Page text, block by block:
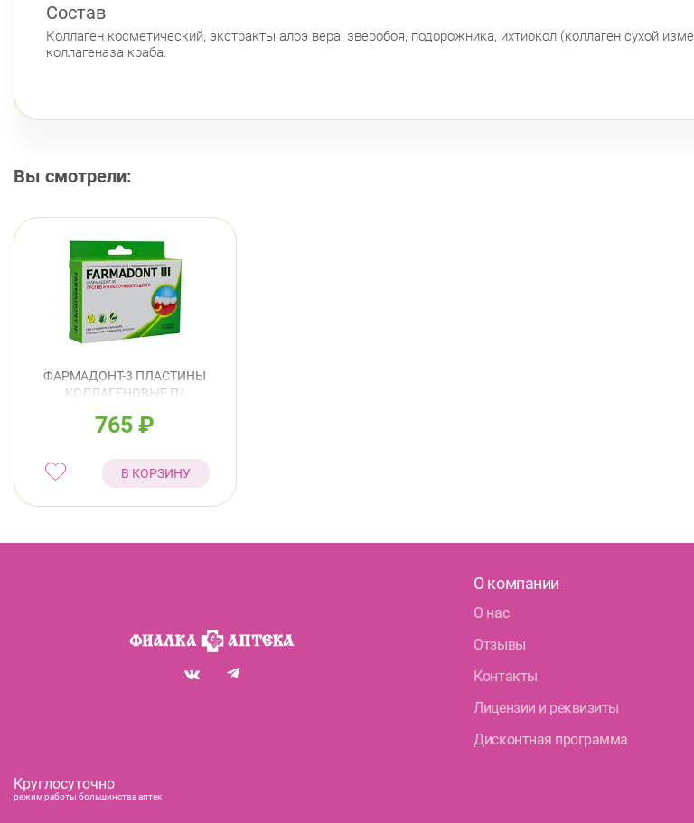
Состав
Коллаген косметический, экстракты алоэ вера, зверобоя, подорожника, ихтиокол (коллаген сухой
коллагеназа краба.
Вы смотрели:
ФАРМАДОНТ-3 ПЛАСТИНЫ
КОЛЛАГЕНОВЫЕ П/
№24
765₽
В КОРЗИНУ
О компании
О нас
Отзывы
Контакты
Лицензии и реквизиты
Дисконтная программа
Круглосуточно
режим работы большинства аптек